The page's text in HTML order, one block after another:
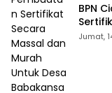
BPN
Desa
Jumat,